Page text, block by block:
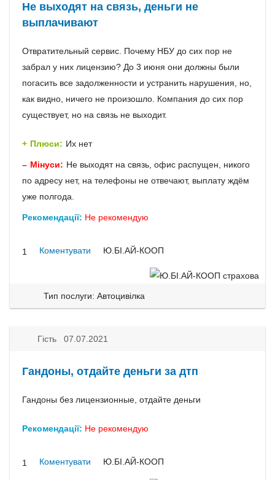
Не выходят на связь, деньги не
выплачивают
Отвратительный сервис. Почему НБУ до сих пор не
забрал у них лицензию? До 3 июня они должны были
погасить все задолженности и устранить нарушения, но,
как видно, ничего не произошло. Компания до сих пор
существует, но на связь не выходит.
Плюси: Их нет
Мінуси: Не выходят на связь, офис распущен, никого
по адресу нет, на телефоны не отвечают, выплату ждём
уже полгода.
Рекомендації: Не рекомендую
1 Коментувати Ю.БІ.АЙ-КООП
Тип послуги: Автоцивілка
Гість 07.07.2021
Гандоны, отдайте деньги за дтп
Гандоны без лицензионные, отдайте деньги
Рекомендації: Не рекомендую
1 Коментувати Ю.БІ.АЙ-КООП